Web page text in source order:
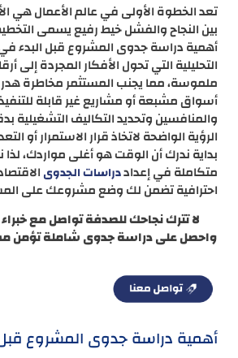
تعد الخطوة الأولى في عالم الأعمال هي
بين النجاح والفشل خيط رفيع يسمى
أهمية دراسة جدوى المشروع قبل البدء في
التحليلية التي تحول الأفكار المجردة إلى
ملموسة، مما يجنب المستثمر مخاطرة
أسواق مشبعة أو مشاريع غير قابلة
والمنافسين وتحديد التكاليف التشغيلية
الرؤية الواضحة لاتخاذ قرار الاستمرار أو
بداية ندرك أن الوقت هو أغلى مواردك،
متكاملة في إعداددراسات الجدوى
احترافية تضمن لك وضع مشروعك على
لا تترك نجاحك للصدفة تواصل مع
واحصل على دراسة جدوى شاملة تؤمن
أهمية دراسة جدوى المشروع قبل